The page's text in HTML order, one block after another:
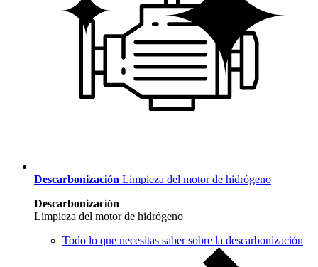
Descarbonización Limpieza del motor de hidrógeno
Descarbonización
Limpieza del motor de hidrógeno
Todo lo que necesitas saber sobre la descarbonización